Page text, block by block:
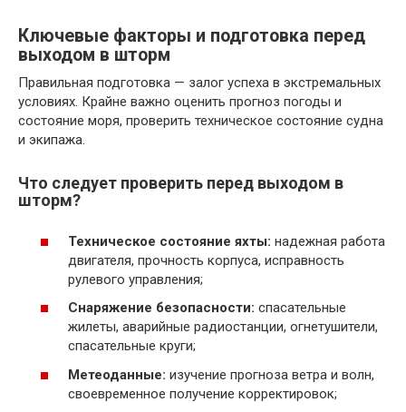
Ключевые факторы и подготовка перед
выходом в шторм
Правильная подготовка — залог успеха в экстремальных
условиях. Крайне важно оценить прогноз погоды и
состояние моря, проверить техническое состояние судна
и экипажа.
Что следует проверить перед выходом в
шторм?
Техническое состояние яхты: надежная работа
двигателя, прочность корпуса, исправность
рулевого управления;
Снаряжение безопасности: спасательные
жилеты, аварийные радиостанции, огнетушители,
спасательные круги;
Метеоданные: изучение прогноза ветра и волн,
своевременное получение корректировок;